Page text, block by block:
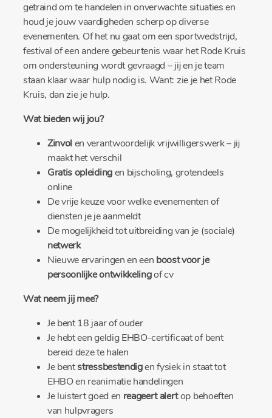
getraind om te handelen in onverwachte situaties en
houd je jouw vaardigheden scherp op diverse
evenementen. Of het nu gaat om een sportwedstrijd,
festival of een andere gebeurtenis waar het Rode Kruis
om ondersteuning wordt gevraagd – jij en je team
staan klaar waar hulp nodig is. Want: zie je het Rode
Kruis, dan zie je hulp.
Wat bieden wij jou?
Zinvolen verantwoordelijk vrijwilligerswerk – jij
maakt het verschil
Gratis opleidingen bijscholing, grotendeels
online
De vrije keuze voor welke evenementen of
diensten je je aanmeldt
De mogelijkheid tot uitbreiding van je (sociale)
netwerk
Nieuwe ervaringen en een boost voor je
persoonlijke ontwikkelingof cv
Wat neem jij mee?
Je bent 18 jaar of ouder
Je hebt een geldig EHBO-certificaat of bent
bereid deze te halen
Je bentstressbestendigen fysiek in staat tot
EHBO en reanimatie handelingen
Je luistert goed en reageert alertop behoeften
van hulpvragers